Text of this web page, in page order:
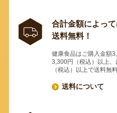
合計金額によって
送料無料！
健康食品はご購入金額
3,300円（税込）以上
（税込）以上で送料無
送料について